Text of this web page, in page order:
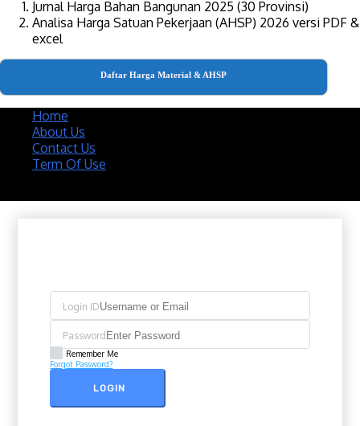
Jurnal Harga Bahan Bangunan 2025 (30 Provinsi)
Analisa Harga Satuan Pekerjaan (AHSP) 2026 versi PDF &
excel
Daftar Harga Material & AHSP
Home
About Us
Contact Us
Term Of Use
Login ID
Password
Remember Me
Forgot Password?
LOGIN